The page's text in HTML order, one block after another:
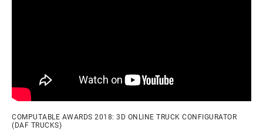
COMPUTABLE AWARDS 2018: 3D ONLINE TRUCK CONFIGURATOR
(DAF TRUCKS)